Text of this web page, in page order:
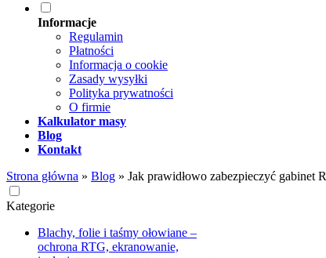
Informacje
Regulamin
Płatności
Informacja o cookie
Zasady wysyłki
Polityka prywatności
O firmie
Kalkulator masy
Blog
Kontakt
Strona główna » Blog » Jak prawidłowo zabezpieczyć
Kategorie
Blachy, folie i taśmy ołowiane –
ochrona RTG, ekranowanie,